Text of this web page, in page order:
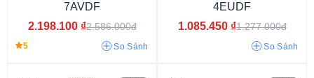
7AVDF
2.198.100 ₫2.586.000đ
5 So Sánh
4EUDF
1.085.450 ₫1.277.000đ
So Sánh